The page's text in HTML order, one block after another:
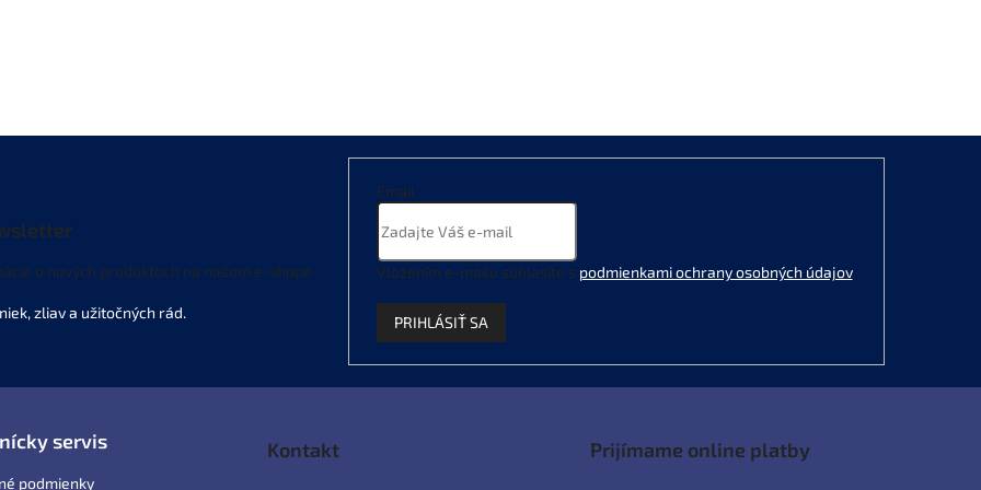
o nových produktoch na našom e-shope.
Email
Vložením e-mailu súhlasíte s podmienkami ochrany osobných údajov.
PRIHLÁSIŤ SA
servis
podmienky
Kontakt Prijímame online platby